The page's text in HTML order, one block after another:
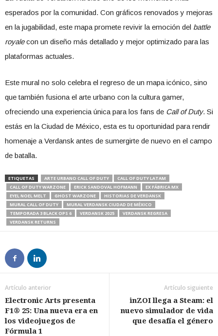
esperados por la comunidad. Con gráficos renovados y mejoras
en la jugabilidad, este mapa promete revivir la emoción del battle
royalecon un diseño más detallado y mejor optimizado para las
plataformas actuales.
Este mural no solo celebra el regreso de un mapa icónico, sino
que también fusiona el arte urbano con la cultura gamer,
ofreciendo una experiencia única para los fans de Call of Duty. Si
estás en la Ciudad de México, esta es tu oportunidad para rendir
homenaje a Verdansk antes de sumergirte de nuevo en el campo
de batalla.
ETIQUETAS ARTE URBANO CALL OF DUTY
CALL OF DUTY LATAM
CALL OF DUTY WARZONE
ERICK SANDOVAL HOFMANN
EX FÁBRICA MX
EYEL NOEL MELT
GHOST WARZONE
HISTORIAS DE VERDANSK
MURAL CALL OF DUTY
MURAL VERDANSK CIUDAD DE MÉXICO
TEMPORADA 3 BLACK OPS 6
VERDANSK 2025
VERDANSK REGRESA
VERDANSK RETURNS
Artículo anterior
Electronic Arts presenta
F1® 25: Una nueva era en
los videojuegos de
Fórmula 1
Artículo siguiente
inZOI llega a Steam: el
nuevo simulador de vida
que desafía el género